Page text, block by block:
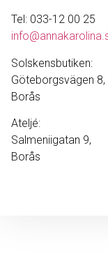
Tel: 033-12 00 25
Solskensbutiken:
Göteborgsvägen 8,
Borås
Ateljé:
Salmeniigatan 9,
Borås